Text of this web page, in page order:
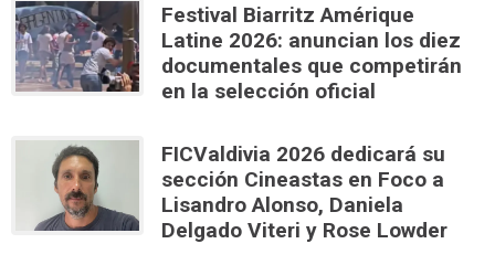
Festival Biarritz Amérique
Latine 2026: anuncian los diez
documentales que competirán
en la selección oficial
FICValdivia 2026 dedicará su
sección Cineastas en Foco a
Lisandro Alonso, Daniela
Delgado Viteri y Rose Lowder